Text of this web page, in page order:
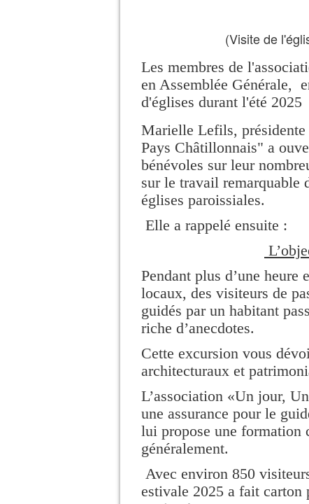
(Visite de
Les membres de
en Assemblée Générale,
d'églises durant l'été 2025
Marielle Lefils, présidente
Pays Châtillonnais" a
bénévoles sur leur
sur le travail remarquable
églises paroissiales.
Elle a rappelé ensuite :
Pendant plus d’une heure
locaux, des visiteurs de
guidés par un habitant
riche d’anecdotes.
Cette excursion vous
architecturaux et
L’association «Un jour,
une assurance pour le
lui propose une formation
généralement.
Avec environ 850
estivale 2025 a fait carton